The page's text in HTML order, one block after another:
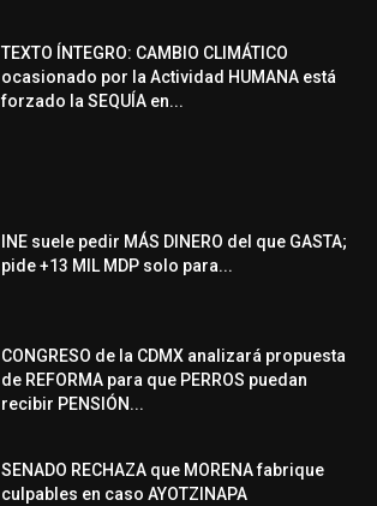
TEXTO ÍNTEGRO: CAMBIO CLIMÁTICO
ocasionado por la Actividad HUMANA está
forzado la SEQUÍA en...
INE suele pedir MÁS DINERO del que GASTA;
pide +13 MIL MDP solo para...
CONGRESO de la CDMX analizará propuesta
de REFORMA para que PERROS puedan
recibir PENSIÓN...
SENADO RECHAZA que MORENA fabrique
culpables en caso AYOTZINAPA